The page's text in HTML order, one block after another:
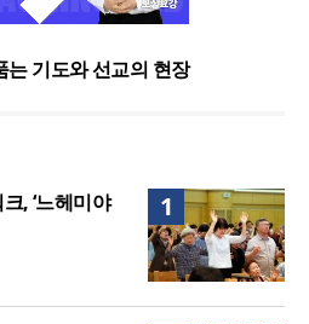
는 정책을 중단하라”
활 확충 과제
는 기도와 선교의 현장
는 정책을 중단하라”
라 부족… 정신질환 평생유병률
활 확충 과제
1
, ‘느헤미야